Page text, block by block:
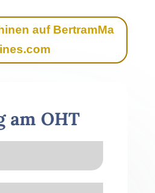
auf Bertram​Ma​
am OHT